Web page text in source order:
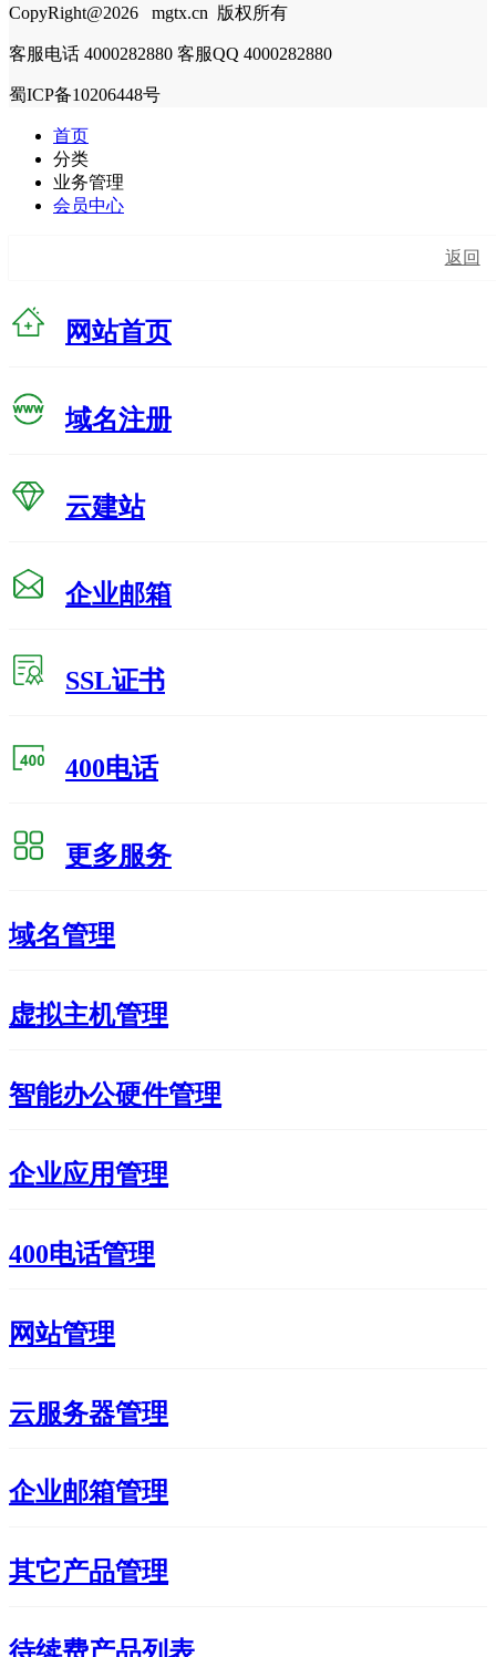
CopyRight@2026 mgtx.cn 版权所有
客服电话 4000282880 客服QQ 4000282880
蜀ICP备10206448号
首页
分类
业务管理
会员中心
返回
网站首页
域名注册
云建站
企业邮箱
SSL证书
400电话
更多服务
域名管理
虚拟主机管理
智能办公硬件管理
企业应用管理
400电话管理
网站管理
云服务器管理
企业邮箱管理
其它产品管理